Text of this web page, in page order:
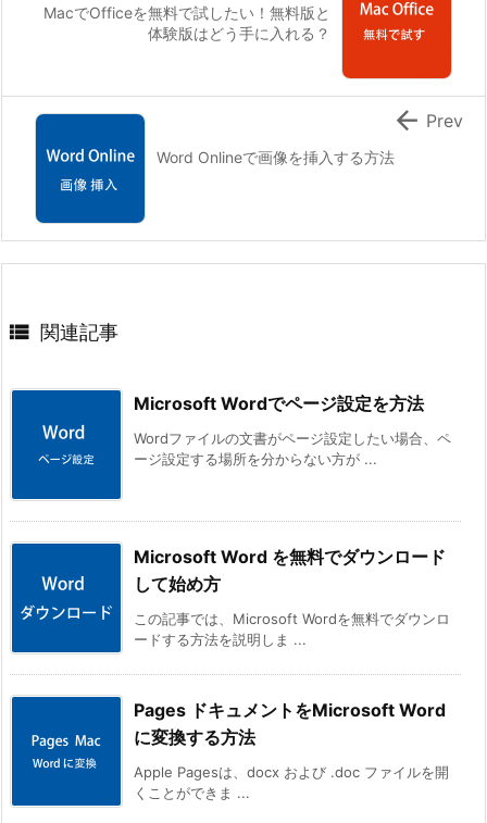
MacでOfficeを無料で試したい！無料版と
体験版はどう手に入れる？
Word Onlineで画像を挿入する方法
 Prev
 関連記事
Microsoft Wordでページ設定を方法
Wordファイルの文書がページ設定したい場合、ペ
ージ設定する場所を分からない方が ...
Microsoft Word を無料でダウンロード
して始め方
この記事では、Microsoft Wordを無料でダウンロ
ードする方法を説明しま ...
Pages ドキュメントをMicrosoft Word
に変換する方法
Apple Pagesは、docx および .doc ファイルを開
くことができま ...